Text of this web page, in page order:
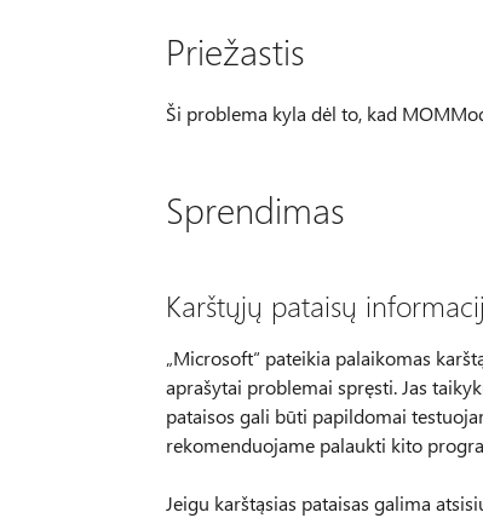
Priežastis
Ši problema kyla dėl to, kad
Sprendimas
Karštųjų pataisų
„Microsoft“ pateikia palaikomas
aprašytai problemai spręsti. Jas
pataisos gali būti papildomai
rekomenduojame palaukti kito
Jeigu karštąsias pataisas galima